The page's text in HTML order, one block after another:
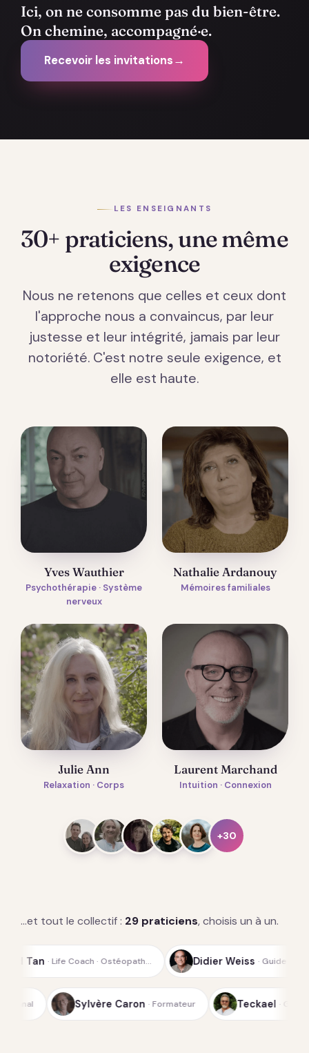
Ici, on ne consomme pas du bien-être.
On chemine, accompagné·e.
Recevoir les invitations→
LES ENSEIGNANTS
30+ praticiens, une même
exigence
Nous ne retenons que celles et ceux dont
l'approche nous a convaincus, par leur
justesse et leur intégrité, jamais par leur
notoriété. C'est notre seule exigence, et
elle est haute.
Yves Wauthier
Psychothérapie · Système
nerveux
Nathalie Ardanouy
Mémoires familiales
Julie Ann
Relaxation · Corps
Laurent Marchand
Intuition · Connexion
+30
…et tout le collectif : 29 praticiens, choisis un à un.
· Ostéopath… Didier Weiss · Guide spirituel de la…
· Médium-canal Sylvère Caron · Formateur